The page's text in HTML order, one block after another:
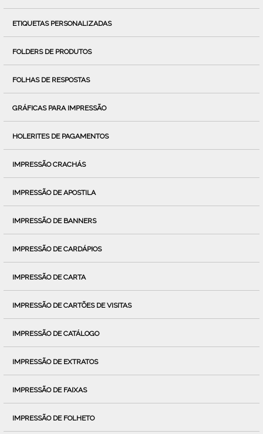
ETIQUETAS PERSONALIZADAS
FOLDERS DE PRODUTOS
FOLHAS DE RESPOSTAS
GRÁFICAS PARA IMPRESSÃO
HOLERITES DE PAGAMENTOS
IMPRESSÃO CRACHÁS
IMPRESSÃO DE APOSTILA
IMPRESSÃO DE BANNERS
IMPRESSÃO DE CARDÁPIOS
IMPRESSÃO DE CARTA
IMPRESSÃO DE CARTÕES DE VISITAS
IMPRESSÃO DE CATÁLOGO
IMPRESSÃO DE EXTRATOS
IMPRESSÃO DE FAIXAS
IMPRESSÃO DE FOLHETO